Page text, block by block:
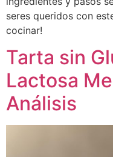
seres queridos con
cocinar!
Tarta sin
Lactosa
Análisis